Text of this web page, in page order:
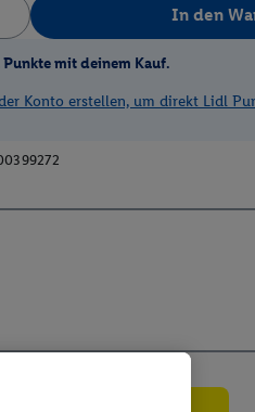
In den
mit deinem Kauf.
Konto erstellen, um direkt Lidl